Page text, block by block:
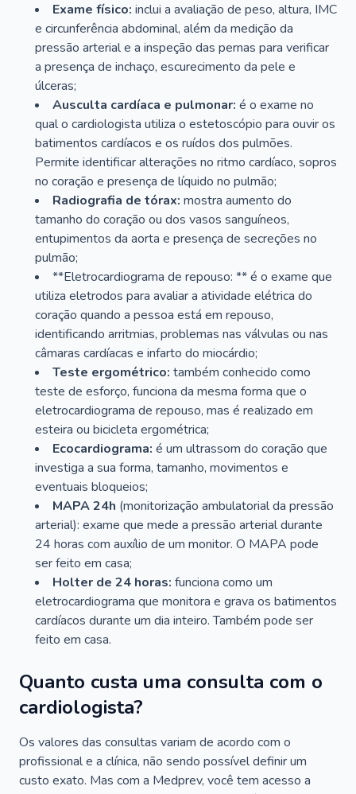
Exame físico: inclui a avaliação de peso, altura, IMC
e circunferência abdominal, além da medição da
pressão arterial e a inspeção das pernas para verificar
a presença de inchaço, escurecimento da pele e
úlceras;
Ausculta cardíaca e pulmonar: é o exame no
qual o cardiologista utiliza o estetoscópio para ouvir os
batimentos cardíacos e os ruídos dos pulmões.
Permite identificar alterações no ritmo cardíaco, sopros
no coração e presença de líquido no pulmão;
Radiografia de tórax: mostra aumento do
tamanho do coração ou dos vasos sanguíneos,
entupimentos da aorta e presença de secreções no
pulmão;
**Eletrocardiograma de repouso: ** é o exame que
utiliza eletrodos para avaliar a atividade elétrica do
coração quando a pessoa está em repouso,
identificando arritmias, problemas nas válvulas ou nas
câmaras cardíacas e infarto do miocárdio;
Teste ergométrico: também conhecido como
teste de esforço, funciona da mesma forma que o
eletrocardiograma de repouso, mas é realizado em
esteira ou bicicleta ergométrica;
Ecocardiograma: é um ultrassom do coração que
investiga a sua forma, tamanho, movimentos e
eventuais bloqueios;
MAPA 24h (monitorização ambulatorial da pressão
arterial): exame que mede a pressão arterial durante
24 horas com auxílio de um monitor. O MAPA pode
ser feito em casa;
Holter de 24 horas: funciona como um
eletrocardiograma que monitora e grava os batimentos
cardíacos durante um dia inteiro. Também pode ser
feito em casa.
Quanto custa uma consulta com o
cardiologista?
Os valores das consultas variam de acordo com o
profissional e a clínica, não sendo possível definir um
custo exato. Mas com a Medprev, você tem acesso a